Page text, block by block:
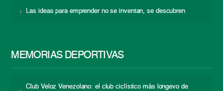
Las ideas para emprender no se inventan, se descubren
MEMORIAS DEPORTIVAS
Club Veloz Venezolano: el club ciclístico más longevo de